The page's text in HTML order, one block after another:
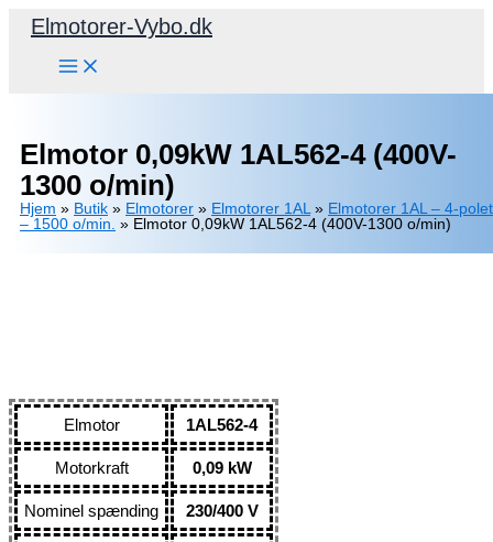
Elmotorer-Vybo.dk
Elmotor 0,09kW 1AL562-4 (400V-
1300 o/min)
Hjem » Butik » Elmotorer » Elmotorer 1AL » Elmotorer 1AL – 4-polet
– 1500 o/min. » Elmotor 0,09kW 1AL562-4 (400V-1300 o/min)
Elmotor 1AL562-4
Motorkraft 0,09 kW
Nominel spænding 230/400 V